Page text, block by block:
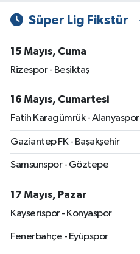
Süper Lig Fikstür
15 Mayıs, Cuma
Rizespor - Beşiktaş
16 Mayıs, Cumartesi
Fatih Karagümrük - Alanyaspor
Gaziantep FK - Başakşehir
Samsunspor - Göztepe
17 Mayıs, Pazar
Kayserispor - Konyaspor
Fenerbahçe - Eyüpspor